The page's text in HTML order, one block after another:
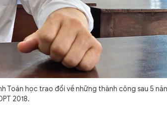
Toán học trao đổi về những thành công sau 5
2018.